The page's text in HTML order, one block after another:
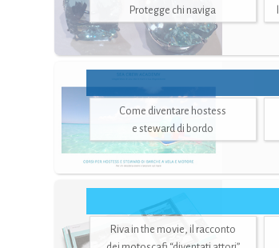
Protegge chi naviga
Come diventare hostess
e steward di bordo
Riva in the movie, il racconto